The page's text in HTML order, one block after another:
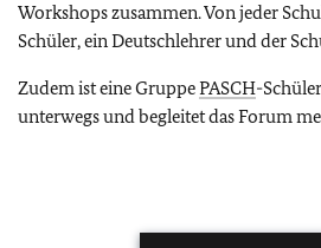
Workshops zusammen. Von jeder
Schüler, ein Deutschlehrer und der
Zudem ist eine GruppePASCH-
unterwegs und begleitet das Forum